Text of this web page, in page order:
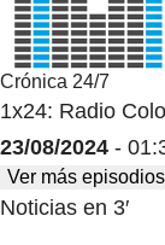
Crónica 24/7
1x24: Radio
23/08/2024 -
Ver más episodios
Noticias en 3′